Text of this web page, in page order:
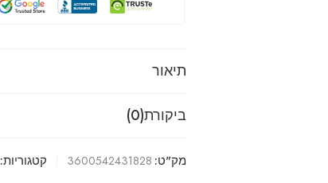
תיאור
ביקורת(0)
מק"ט: 3600542431828 קטגוריות: